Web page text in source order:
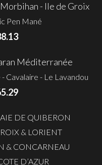
- Ile de Groix
Pen Mané
Méditerranée
Cavalaire - Le Lavandou
DE QUIBERON
& LORIENT
& CONCARNEAU
D’AZUR